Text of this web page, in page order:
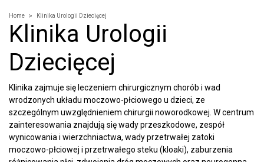
Home Klinika Urologii Dziecięcej
Klinika Urologii
Dziecięcej
Klinika zajmuje się leczeniem chirurgicznym chorób i wad
wrodzonych układu moczowo-płciowego u dzieci, ze
szczególnym uwzględnieniem chirurgii noworodkowej. W centrum
zainteresowania znajdują się wady przeszkodowe, zespół
wynicowania i wierzchniactwa, wady przetrwałej zatoki
moczowo-płciowej i przetrwałego steku (kloaki), zaburzenia